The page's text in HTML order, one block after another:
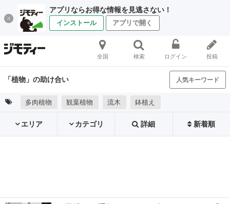
アプリならお得な情報を見逃さない！
インストール アプリで開く
全国 検索 ログイン 投稿
「植物」の助け合い 人気キーワード
多肉植物 観葉植物 流木 鉢植え
エリア カテゴリ 詳細 新着順